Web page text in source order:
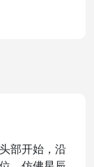
部开始，沿